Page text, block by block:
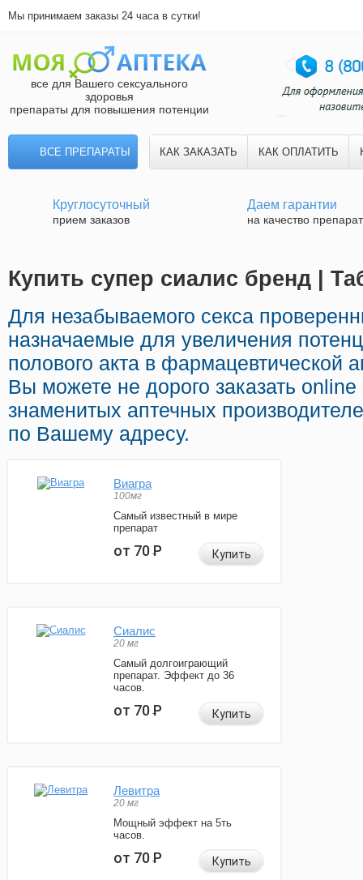
Мы принимаем заказы 24 часа в сутки!
все для Вашего сексуального
здоровья
препараты для повышения потенции
ВСЕ ПРЕПАРАТЫ КАК ЗАКАЗАТЬ КАК ОПЛАТИТЬ
Круглосуточный
прием заказов
Даем гарантии
на качество
Купить супер сиалис бренд |
Для незабываемого секса
назначаемые для увеличения
полового акта в фармацевтической
Вы можете не дорого заказать
знаменитых аптечных
по Вашему адресу.
Виагра
100мг
Самый известный в мире
препарат
от 70Р Купить
Сиалис
20 мг
Самый долгоиграющий
препарат. Эффект до 36
часов.
от 70Р Купить
Левитра
20 мг
Мощный эффект на 5ть
часов.
от 70Р Купить